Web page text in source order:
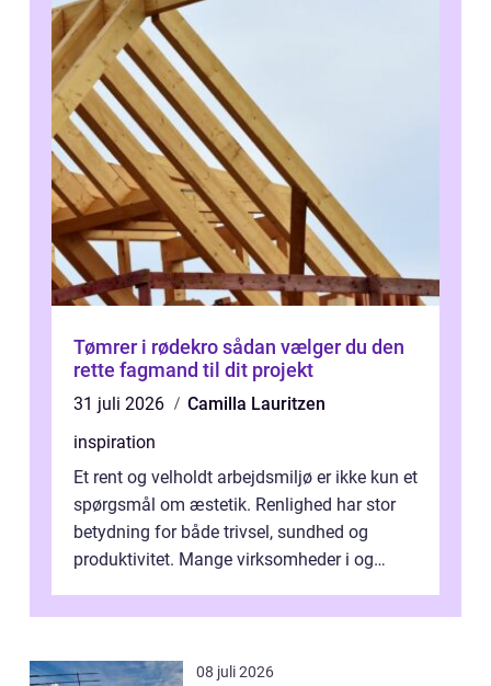
Tømrer i rødekro sådan vælger du den
rette fagmand til dit projekt
31 juli 2026
Camilla Lauritzen
inspiration
Et rent og velholdt arbejdsmiljø er ikke kun et
spørgsmål om æstetik. Renlighed har stor
betydning for både trivsel, sundhed og
produktivitet. Mange virksomheder i og
08 juli 2026